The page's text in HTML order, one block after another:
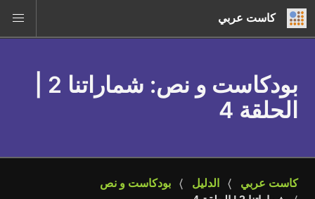
كاست عربي
بودكاست و نص
الحلقة 4
كاست عربي الدليل
بودكاست و نص